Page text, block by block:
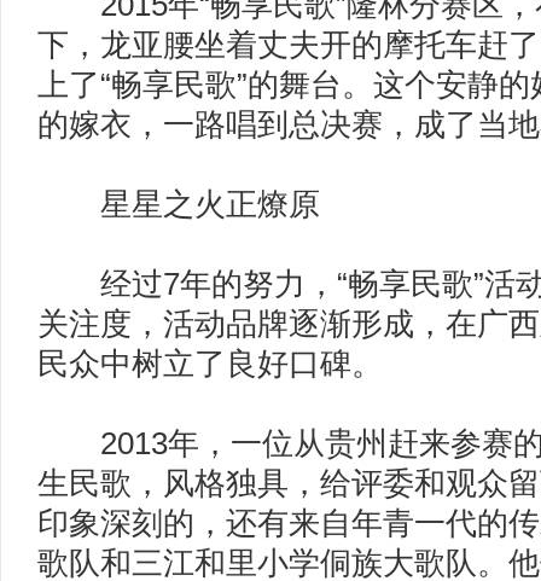
下，龙亚腰坐着丈夫开的摩托车赶
上了“畅享民歌”的舞台。这个安静
的嫁衣，一路唱到总决赛，成了当
星星之火正燎原
经过7年的努力，“畅享民歌”活
关注度，活动品牌逐渐形成，在广
民众中树立了良好口碑。
2013年，一位从贵州赶来参赛的
生民歌，风格独具，给评委和观众
印象深刻的，还有来自年青一代的
歌队和三江和里小学侗族大歌队。